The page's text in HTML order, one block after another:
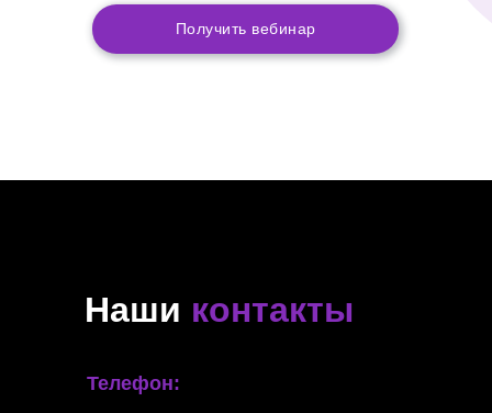
Получить вебинар
Телефон:
Наши контакты